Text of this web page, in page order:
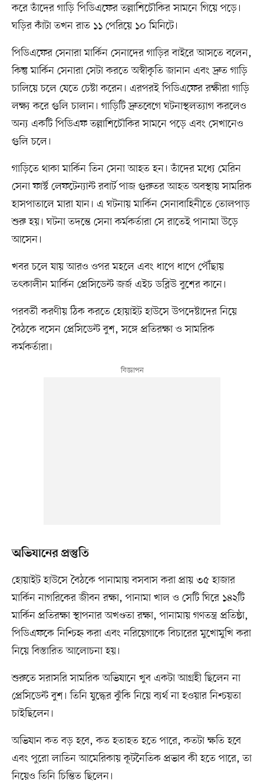
করে তাঁদের গাড়ি পিডিএফের তল্লাশিচৌকির সামনে গিয়ে পড়ে।
ঘড়ির কাঁটা তখন রাত ১১ পেরিয়ে ১০ মিনিটে।
পিডিএফের সেনারা মার্কিন সেনাদের গাড়ির বাইরে আসতে বলেন,
কিন্তু মার্কিন সেনারা সেটা করতে অস্বীকৃতি জানান এবং দ্রুত গাড়ি
চালিয়ে চলে যেতে চেষ্টা করেন। এরপরই পিডিএফের রক্ষীরা গাড়ি
লক্ষ্য করে গুলি চালান। গাড়িটি দ্রুতবেগে ঘটনাস্থলত্যাগ করলেও
অন্য একটি পিডিএফ তল্লাশিচৌকির সামনে পড়ে এবং সেখানেও
গুলি চলে।
গাড়িতে থাকা মার্কিন তিন সেনা আহত হন। তাঁদের মধ্যে মেরিন
সেনা ফার্স্ট লেফটেন্যান্ট রবার্ট পাজ গুরুতর আহত অবস্থায় সামরিক
হাসপাতালে মারা যান। এ ঘটনায় মার্কিন সেনাবাহিনীতে তোলপাড়
শুরু হয়। ঘটনা তদন্তে সেনা কর্মকর্তারা সে রাতেই পানামা উড়ে
আসেন।
খবর চলে যায় আরও ওপর মহলে এবং ধাপে ধাপে পৌঁছায়
তৎকালীন মার্কিন প্রেসিডেন্ট জর্জ এইচ ডব্লিউ বুশের কানে।
পরবর্তী করণীয় ঠিক করতে হোয়াইট হাউসে উপদেষ্টাদের নিয়ে
বৈঠকে বসেন প্রেসিডেন্ট বুশ, সঙ্গে প্রতিরক্ষা ও সামরিক
কর্মকর্তারা।
অভিযানের প্রস্তুতি
হোয়াইট হাউসে বৈঠকে পানামায় বসবাস করা প্রায় ৩৫ হাজার
মার্কিন নাগরিকের জীবন রক্ষা, পানামা খাল ও সেটি ঘিরে ১৪২টি
মার্কিন প্রতিরক্ষা স্থাপনার অখণ্ডতা রক্ষা, পানামায় গণতন্ত্র প্রতিষ্ঠা,
পিডিএফকে নিশ্চিহ্ন করা এবং নরিয়েগাকে বিচারের মুখোমুখি করা
নিয়ে বিস্তারিত আলোচনা হয়।
শুরুতে সরাসরি সামরিক অভিযানে খুব একটা আগ্রহী ছিলেন না
প্রেসিডেন্ট বুশ। তিনি যুদ্ধের ঝুঁকি নিয়ে ব্যর্থ না হওয়ার নিশ্চয়তা
চাইছিলেন।
অভিযান কত বড় হবে, কত হতাহত হতে পারে, কতটা ক্ষতি হবে
এবং পুরো লাতিন আমেরিকায় কূটনৈতিক প্রভাব কী হতে পারে, তা
নিয়েও তিনি চিন্তিত ছিলেন।